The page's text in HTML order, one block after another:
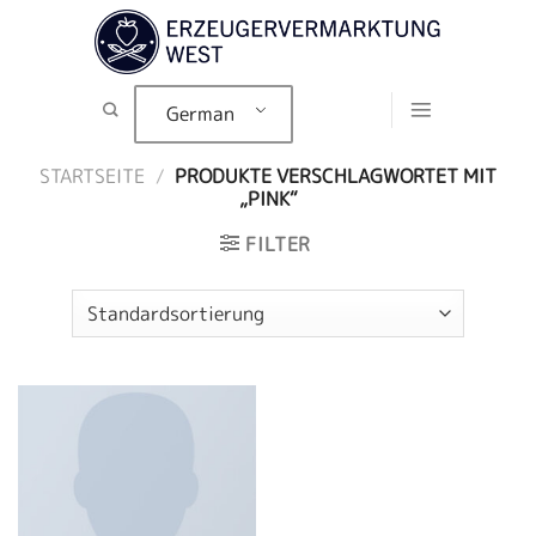
German
STARTSEITE / PRODUKTE VERSCHLAGWORTET MIT
„PINK“
FILTER